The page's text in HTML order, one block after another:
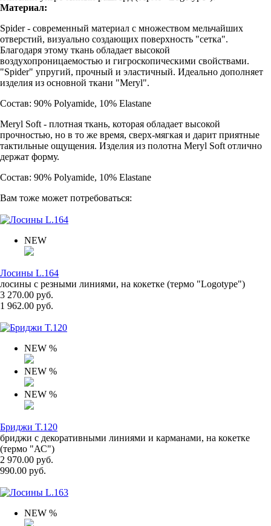
Материал:
Spider - современный материал с множеством мельчайших
отверстий, визуально создающих поверхность "сетка".
Благодаря этому ткань обладает высокой
воздухопроницаемостью и гигроскопическими свойствами.
"Spider" упругий, прочный и эластичный. Идеально дополняет
изделия из основной ткани "Meryl".
Состав: 90% Polyamide, 10% Elastane
Meryl Soft - плотная ткань, которая обладает высокой
прочностью, но в то же время, сверх-мягкая и дарит приятные
тактильные ощущения. Изделия из полотна Meryl Soft отлично
держат форму.
Состав: 90% Polyamide, 10% Elastane
Вам тоже может потребоваться:
NEW
Лосины L.164
лосины с резными линиями, на кокетке (термо "Logotype")
3 270.00 руб.
1 962.00 руб.
NEW %
NEW %
NEW %
Бриджи T.120
бриджи с декоративными линиями и карманами, на кокетке
(термо "АС")
2 970.00 руб.
990.00 руб.
NEW %